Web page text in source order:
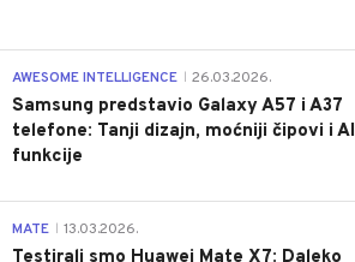
AWESOME INTELLIGENCE 26.03.2026.
Samsung predstavio Galaxy A57 i A37
telefone: Tanji dizajn, moćniji čipovi i AI
funkcije
MATE 13.03.2026.